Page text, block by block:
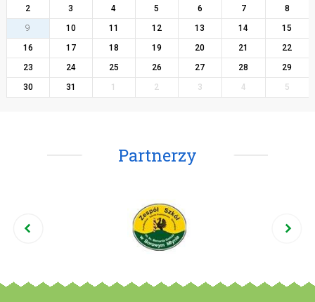
2
3 4 5 6 7
8
9
10 11 12 13 14
15
16
17 18 19 20 21
22
23
24 25 26 27 28
29
30
31 1 2 3 4 5
Partnerzy